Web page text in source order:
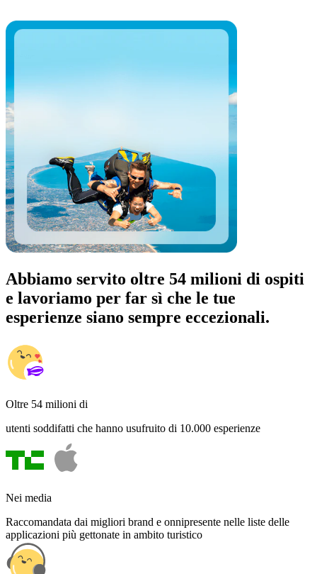
Abbiamo servito oltre 54 milioni di ospiti
e lavoriamo per far sì che le tue
esperienze siano sempre eccezionali.
Oltre 54 milioni di
utenti soddifatti che hanno usufruito di 10.000 esperienze
Nei media
Raccomandata dai migliori brand e onnipresente nelle liste delle
applicazioni più gettonate in ambito turistico